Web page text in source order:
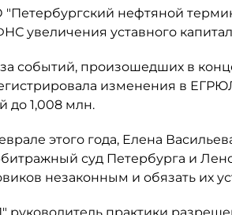
нефтяной
увеличения уставного
событий, произошедших в
изменения в
до 1,008 млн.
этого года, Елена
суд Петербурга и
незаконным и обязать их